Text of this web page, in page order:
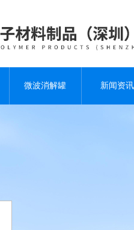
微波消解罐 新闻资讯